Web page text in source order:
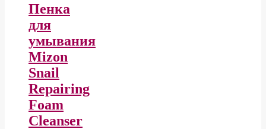
Пенка
для
умывания
Mizon
Snail
Repairing
Foam
Cleanser